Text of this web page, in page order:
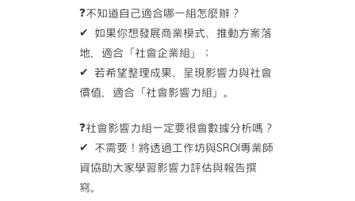
❓不知道自己適合哪一組怎麼辦？
✔ 如果你想發展商業模式、推動方案落
地，適合「社會企業組」；
✔ 若希望整理成果、呈現影響力與社會
價值，適合「社會影響力組」。
❓社會影響力組一定要很會數據分析嗎？
✔ 不需要！將透過工作坊與SROI專業師
資協助大家學習影響力評估與報告撰
寫。